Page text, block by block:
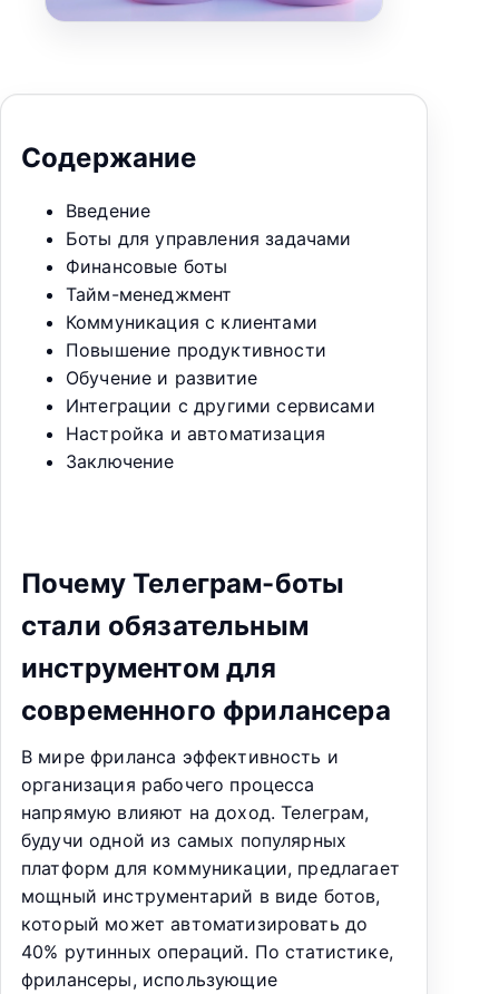
Содержание
Введение
Боты для управления задачами
Финансовые боты
Тайм-менеджмент
Коммуникация с клиентами
Повышение продуктивности
Обучение и развитие
Интеграции с другими сервисами
Настройка и автоматизация
Заключение
Почему Телеграм-боты
стали обязательным
инструментом для
современного фрилансера
В мире фриланса эффективность и
организация рабочего процесса
напрямую влияют на доход. Телеграм,
будучи одной из самых популярных
платформ для коммуникации, предлагает
мощный инструментарий в виде ботов,
который может автоматизировать до
40% рутинных операций. По статистике,
фрилансеры, использующие